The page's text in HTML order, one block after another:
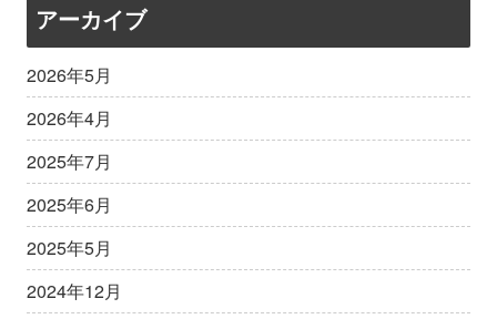
アーカイブ
2026年5月
2026年4月
2025年7月
2025年6月
2025年5月
2024年12月